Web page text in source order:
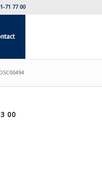
71 77 00
DSC00494
00